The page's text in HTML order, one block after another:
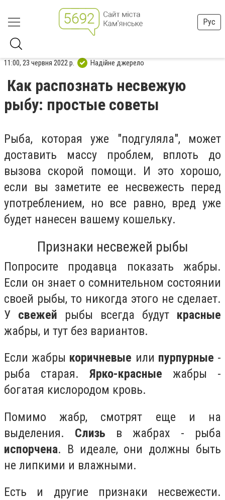
Рус
11:00, 23 червня 2022 р. Надійне джерело
Как распознать несвежую
рыбу: простые советы
Рыба, которая уже "подгуляла", может
доставить массу проблем, вплоть до
вызова скорой помощи. И это хорошо,
если вы заметите ее несвежесть перед
употреблением, но все равно, вред уже
будет нанесен вашему кошельку.
Признаки несвежей рыбы
Попросите продавца показать жабры.
Если он знает о сомнительном состоянии
своей рыбы, то никогда этого не сделает.
У свежей рыбы всегда будут красные
жабры, и тут без вариантов.
Если жабры коричневые или пурпурные -
рыба старая. Ярко-красные жабры -
богатая кислородом кровь.
Помимо жабр, смотрят еще и на
выделения. Слизь в жабрах - рыба
испорчена. В идеале, они должны быть
не липкими и влажными.
Есть и другие признаки несвежести.